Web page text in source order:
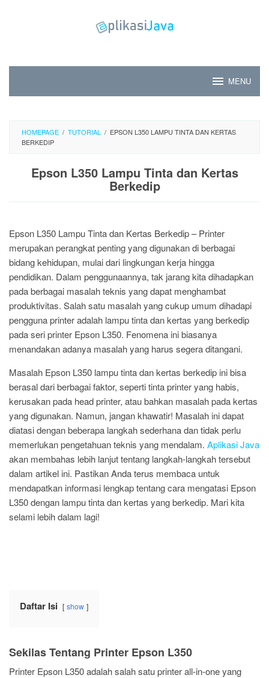
MENU
HOMEPAGE / TUTORIAL / EPSON L350 LAMPU TINTA DAN KERTAS
BERKEDIP
Epson L350 Lampu Tinta dan Kertas
Berkedip
Epson L350 Lampu Tinta dan Kertas Berkedip – Printer
merupakan perangkat penting yang digunakan di berbagai
bidang kehidupan, mulai dari lingkungan kerja hingga
pendidikan. Dalam penggunaannya, tak jarang kita dihadapkan
pada berbagai masalah teknis yang dapat menghambat
produktivitas. Salah satu masalah yang cukup umum dihadapi
pengguna printer adalah lampu tinta dan kertas yang berkedip
pada seri printer Epson L350. Fenomena ini biasanya
menandakan adanya masalah yang harus segera ditangani.
Masalah Epson L350 lampu tinta dan kertas berkedip ini bisa
berasal dari berbagai faktor, seperti tinta printer yang habis,
kerusakan pada head printer, atau bahkan masalah pada kertas
yang digunakan. Namun, jangan khawatir! Masalah ini dapat
diatasi dengan beberapa langkah sederhana dan tidak perlu
memerlukan pengetahuan teknis yang mendalam. Aplikasi Java
akan membahas lebih lanjut tentang langkah-langkah tersebut
dalam artikel ini. Pastikan Anda terus membaca untuk
mendapatkan informasi lengkap tentang cara mengatasi Epson
L350 dengan lampu tinta dan kertas yang berkedip. Mari kita
selami lebih dalam lagi!
Daftar Isi show
Sekilas Tentang Printer Epson L350
Printer Epson L350 adalah salah satu printer all-in-one yang